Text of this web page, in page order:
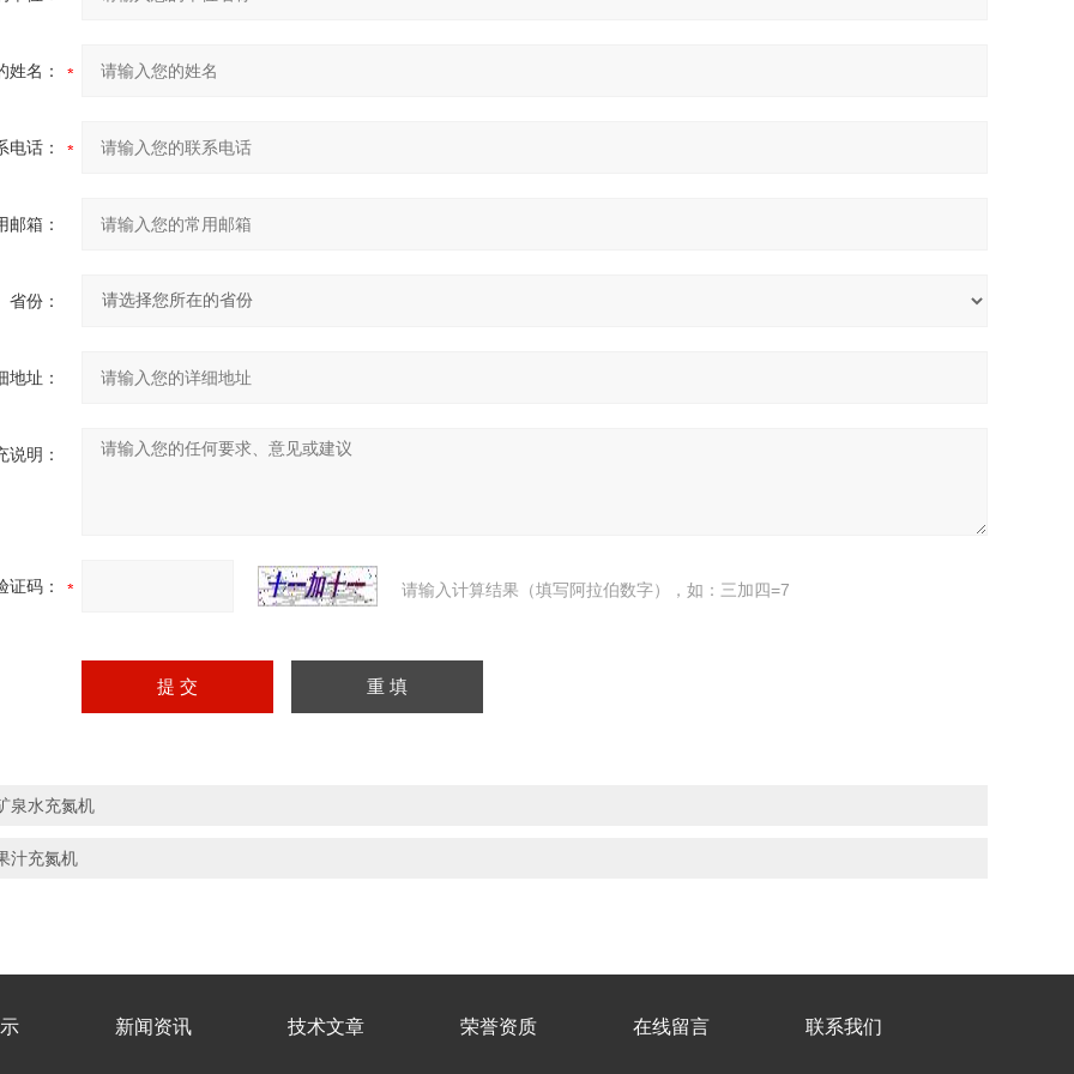
姓名：
电话：
邮箱：
省份：
地址：
说明：
证码： 请输入计算结果（填写阿拉伯数字），如：三加四=7
泉水充氮机
汁充氮机
新闻资讯 技术文章 荣誉资质 在线留言 联系我们